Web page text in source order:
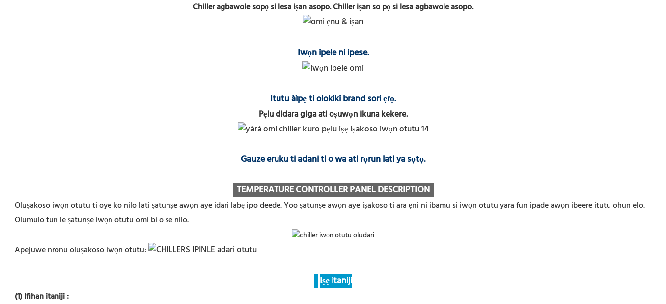
Chiller agbawole sopọ si lesa iṣan asopo. Chiller iṣan so pọ si lesa agbawole asopo.
Iwọn ipele ni ipese.
Itutu àìpẹ ti olokiki brand sori ẹrọ.
Pẹlu didara giga ati oṣuwọn ikuna kekere.
Gauze eruku ti adani ti o wa ati rọrun lati ya sọtọ.
TEMPERATURE CONTROLLER PANEL DESCRIPTION
Oluṣakoso iwọn otutu ti oye ko nilo lati ṣatunṣe awọn aye idari labẹ ipo deede. Yoo ṣatunṣe awọn aye iṣakoso ti ara ẹni ni ibamu si iwọn otutu yara fun ipade awọn ibeere itutu ohun elo.
Olumulo tun le ṣatunṣe iwọn otutu omi bi o ṣe nilo.
Apejuwe nronu oluṣakoso iwọn otutu:
Iṣẹ itaniji
(1) Ifihan itaniji: